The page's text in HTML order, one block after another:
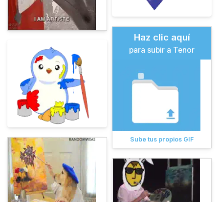
Haz clic aquí
para subir a Tenor
Sube tus propios GIF